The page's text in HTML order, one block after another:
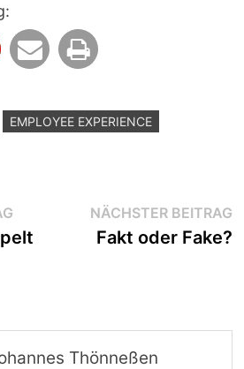
EMPLOYEE EXPERIENCE
Vorheriger
Beitrag:
NÄCHSTER BEITRAG
Fakt oder Fake?
Thönneßen